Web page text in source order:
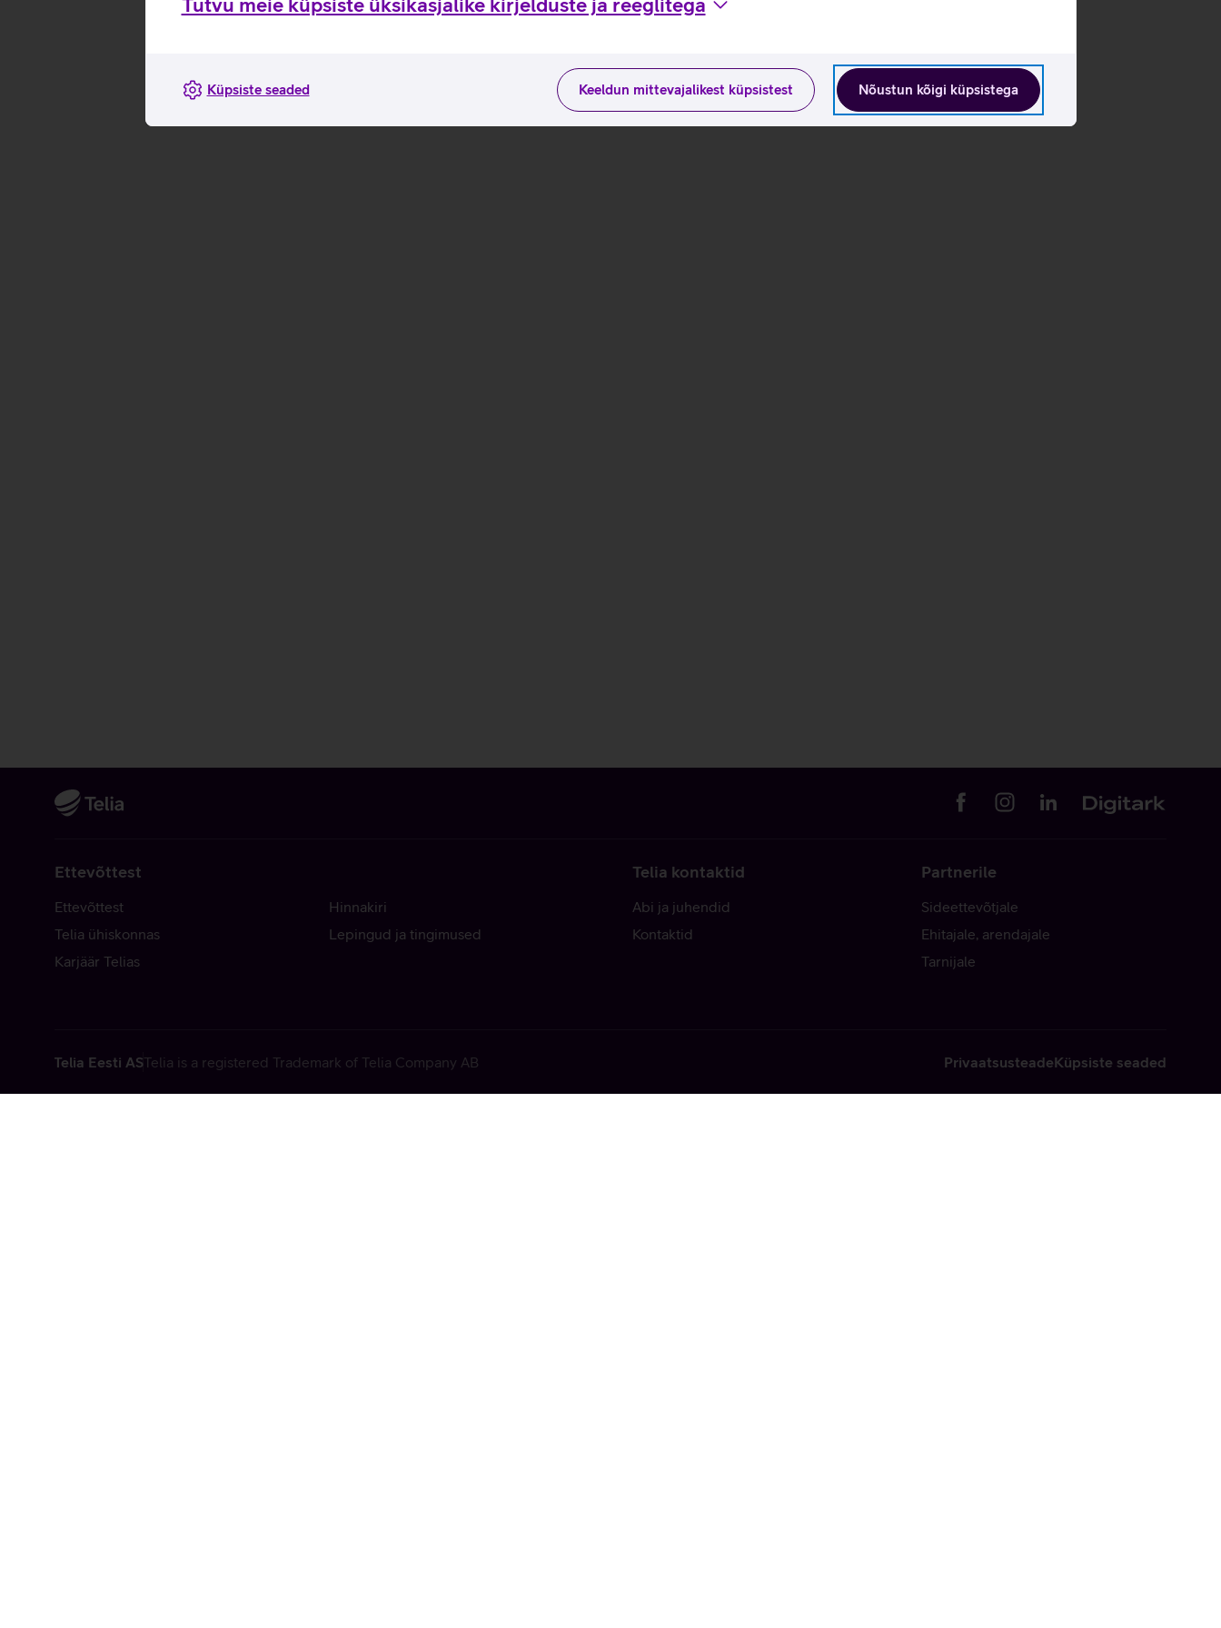
Nõustun kõigi küpsistega
Keeldun mittevajalikest küpsistest
Küpsiste seaded
Ettevõttest
Ettevõttest
Telia ühiskonnas
Karjäär Telias
Hinnakiri
Lepingud ja tingimused
Telia kontaktid
Abi ja juhendid
Kontaktid
Partnerile
Sideettevõtjale
Ehitajale, arendajale
Tarnijale
Telia Eesti ASTelia is a registered Trademark of Telia Company AB PrivaatsusteadeKüpsiste seaded